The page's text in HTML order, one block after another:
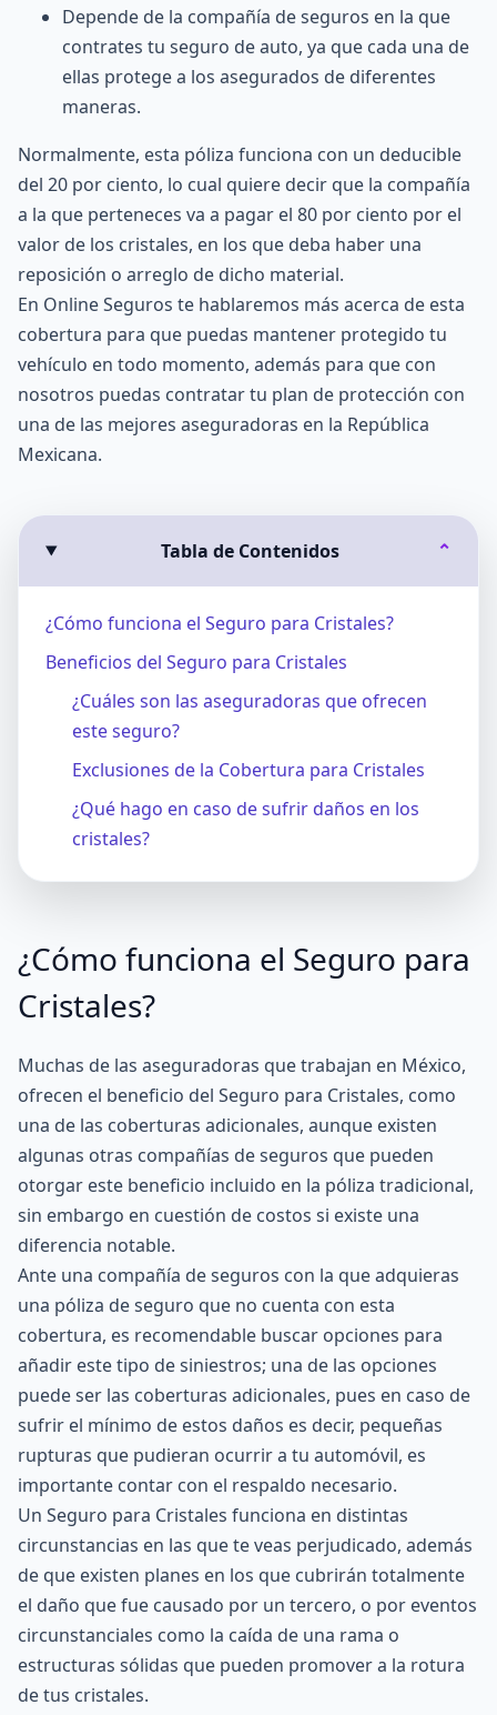
Depende de la compañía de seguros en la que
contrates tu seguro de auto, ya que cada una de
ellas protege a los asegurados de diferentes
maneras.
Normalmente, esta póliza funciona con un deducible
del 20 por ciento, lo cual quiere decir que la compañía
a la que perteneces va a pagar el 80 por ciento por el
valor de los cristales, en los que deba haber una
reposición o arreglo de dicho material.
En Online Seguros te hablaremos más acerca de esta
cobertura para que puedas mantener protegido tu
vehículo en todo momento, además para que con
nosotros puedas contratar tu plan de protección con
una de las mejores aseguradoras en la República
Mexicana.
Tabla de Contenidos ⌄
¿Cómo funciona el Seguro para Cristales?
Beneficios del Seguro para Cristales
¿Cuáles son las aseguradoras que ofrecen
este seguro?
Exclusiones de la Cobertura para Cristales
¿Qué hago en caso de sufrir daños en los
cristales?
¿Cómo funciona el Seguro para
Cristales?
Muchas de las aseguradoras que trabajan en México,
ofrecen el beneficio del Seguro para Cristales, como
una de las coberturas adicionales, aunque existen
algunas otras compañías de seguros que pueden
otorgar este beneficio incluido en la póliza tradicional,
sin embargo en cuestión de costos si existe una
diferencia notable.
Ante una compañía de seguros con la que adquieras
una póliza de seguro que no cuenta con esta
cobertura, es recomendable buscar opciones para
añadir este tipo de siniestros; una de las opciones
puede ser las coberturas adicionales, pues en caso de
sufrir el mínimo de estos daños es decir, pequeñas
rupturas que pudieran ocurrir a tu automóvil, es
importante contar con el respaldo necesario.
Un Seguro para Cristales funciona en distintas
circunstancias en las que te veas perjudicado, además
de que existen planes en los que cubrirán totalmente
el daño que fue causado por un tercero, o por eventos
circunstanciales como la caída de una rama o
estructuras sólidas que pueden promover a la rotura
de tus cristales.